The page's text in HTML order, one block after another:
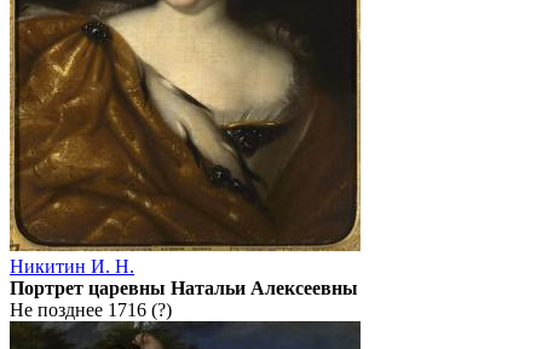
Никитин И. Н.
Портрет царевны Натальи Алексеевны
Не позднее 1716 (?)